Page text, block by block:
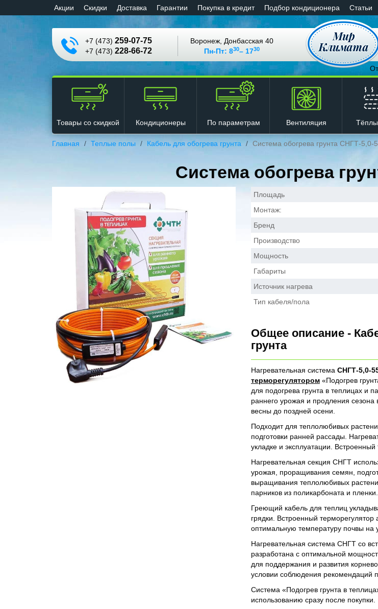
Aкции Cкидки Доставка Гарантии Покупка в кредит Подбор кондиционера Статьи
+7 (473) 259-07-75
+7 (473) 228-66-72
Воронеж, Донбасская 40
Пн-Пт: 830– 1730
Товары со скидкой Кондиционеры По параметрам Вентиляция
Главная Теплые полы Кабель для обогрева грунта Система обогрева грунта СНГТ-5,0-
Система обогрева
Площадь
Монтаж:
Бренд
Производство
Мощность
Габариты
Источник нагрева
Тип кабеля/пола
Общее описание -
грунта
Нагревательная система СНГТ-5,0-
терморегулятором «Подогрев
для подогрева грунта в теплицах и
раннего урожая и продления сезона
весны до поздней осени.
Подходит для теплолюбивых
подготовки ранней рассады.
укладке и эксплуатации. Встроенный
Нагревательная секция СНГТ
урожая, проращивания семян,
выращивания теплолюбивых
парников из поликарбоната и пленки.
Греющий кабель для теплиц
грядки. Встроенный терморегулятор
оптимальную температуру почвы на
Нагревательная система СНГТ со
разработана с оптимальной
для поддержания и развития
условии соблюдения рекомендаций
Система «Подогрев грунта в
использованию сразу после покупки.